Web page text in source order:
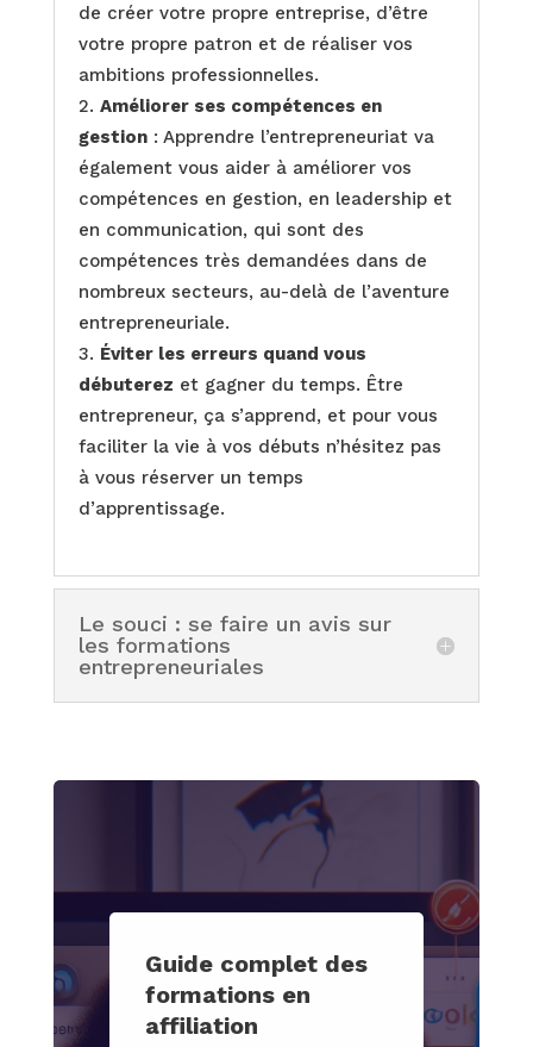
de créer votre propre entreprise, d’être
votre propre patron et de réaliser vos
ambitions professionnelles.
Améliorer ses compétences en
gestion: Apprendre l’entrepreneuriat va
également vous aider à améliorer vos
compétences en gestion, en leadership et
en communication, qui sont des
compétences très demandées dans de
nombreux secteurs, au-delà de l’aventure
entrepreneuriale.
Éviter les erreurs quand vous
débuterez et gagner du temps. Être
entrepreneur, ça s’apprend, et pour vous
faciliter la vie à vos débuts n’hésitez pas
à vous réserver un temps
d’apprentissage.
Le souci : se faire un avis sur
les formations
entrepreneuriales
Guide complet des
formations en
affiliation